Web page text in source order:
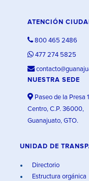
ATENCIÓN
800 465 2486
477 274 5825
NUESTRA SEDE
Paseo de la Presa
Centro, C.P. 36000,
Guanajuato, GTO.
UNIDAD DE
Directorio
Estructura orgánica